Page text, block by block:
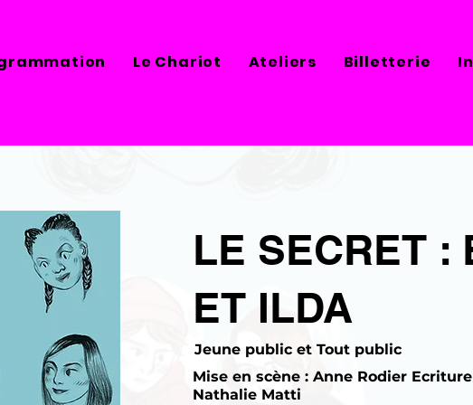
Le Chariot Ateliers Billetterie
LE SECRET :
ET ILDA
Jeune public et Tout public
Mise en scène : Anne Rodier
Nathalie Matti